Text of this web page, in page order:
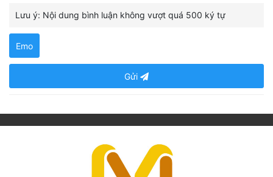
Lưu ý: Nội dung bình luận không vượt quá 500 ký tự
Emo
Gửi